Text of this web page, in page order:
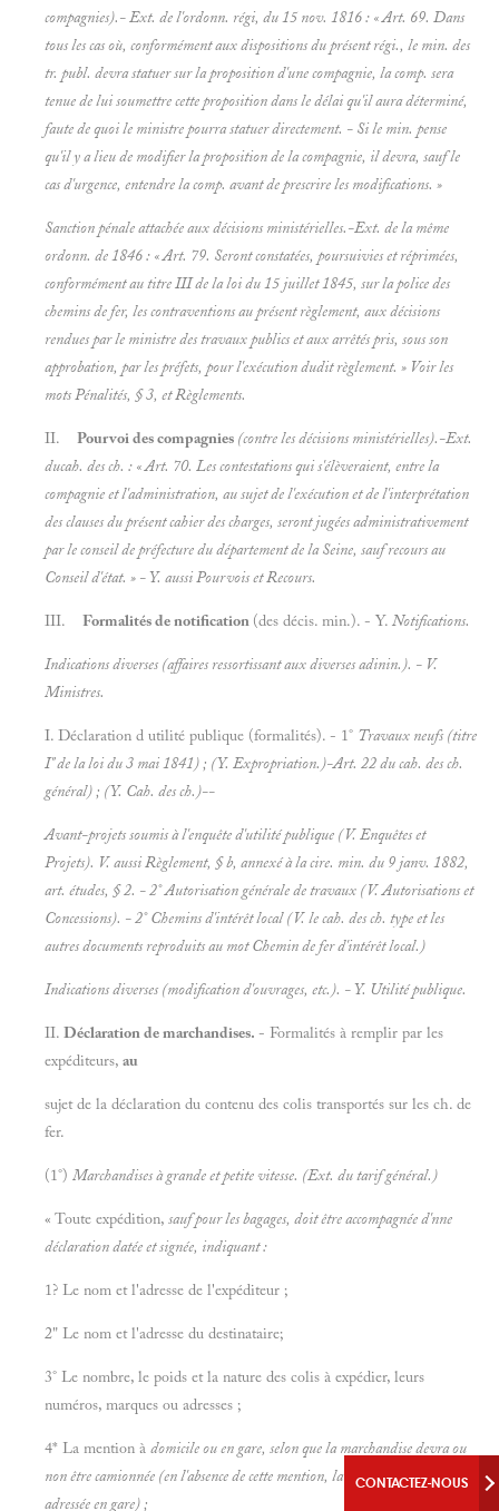
compagnies).- Ext. de l'ordonn. régi, du 15 nov. 1816 : « Art. 69. Dans
tous les cas où, conformément aux dispositions du présent régi., le min. des
tr. publ. devra statuer sur la proposition d'une compagnie, la comp. sera
tenue de lui soumettre cette proposition dans le délai qu'il aura déterminé,
faute de quoi le ministre pourra statuer directement. - Si le min. pense
qu'il y a lieu de modifier la proposition de la compagnie, il devra, sauf le
cas d'urgence, entendre la comp. avant de prescrire les modifications. »
Sanction pénale attachée aux décisions ministérielles.-Ext. de la même
ordonn. de 1846 : « Art. 79. Seront constatées, poursuivies et réprimées,
conformément au titre III de la loi du 15 juillet 1845, sur la police des
chemins de fer, les contraventions au présent règlement, aux décisions
rendues par le ministre des travaux publics et aux arrêtés pris, sous son
approbation, par les préfets, pour l'exécution dudit règlement. » Voir les
motsPénalités, § 3, etRèglements.
II. Pourvoi des compagnies (contre les décisions ministérielles).-Ext.
ducah. des ch. : « Art. 70. Les contestations qui s'élèveraient, entre la
compagnie et l'administration, au sujet de l'exécution et de l'interprétation
des clauses du présent cahier des charges, seront jugées administrativement
par le conseil de préfecture du département de la Seine, sauf recours au
Conseil d'état. » - Y. aussiPourvois etRecours.
III. Formalités de notification (des décis. min.). - Y. Notifications.
Indications diverses (affaires ressortissant aux diverses adinin.). - V.
Ministres.
I. Déclaration d utilité publique (formalités). - 1° Travaux neufs (titre
I" de la loi du 3 mai 1841) ; (Y. Expropriation.)-Art. 22 du cah. des ch.
général) ; (Y. Cah. des ch.)--
Avant-projets soumis à l'enquête d'utilité publique (V.Enquêtes et
Projets). V. aussi Règlement, §b, annexé à la cire. min. du 9 janv. 1882,
art. études, § 2. - 2°Autorisation générale de travaux (V.Autorisations et
Concessions). - 2°Chemins d'intérêt local (V. le cah. des ch. type et les
autres documents reproduits au motChemin de fer d'intérêt local.)
Indications diverses (modification d'ouvrages, etc.). - Y. Utilité publique.
II. Déclaration de marchandises. - Formalités à remplir par les
expéditeurs, au
sujet de la déclaration du contenu des colis transportés sur les ch. de
fer.
(1°) Marchandises à grande et petite vitesse. (Ext. du tarif général.)
« Toute expédition, sauf pour les bagages, doit être accompagnée d'nne
déclaration datée et signée, indiquant :
1? Le nom et l'adresse de l'expéditeur ;
2" Le nom et l'adresse du destinataire;
3° Le nombre, le poids et la nature des colis à expédier, leurs
numéros, marques ou adresses ;
4* La mention à domicile ou en gare, selon que la marchandise devra ou
non être camionnée (en l'absence de cette mention, la marchandise sera
adressée en gare) ;
CONTACTEZ-NOUS